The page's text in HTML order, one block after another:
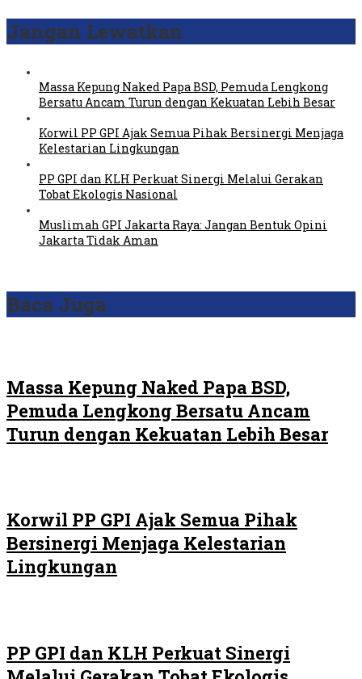
Jangan Lewatkan
Massa Kepung Naked Papa BSD, Pemuda Lengkong
Bersatu Ancam Turun dengan Kekuatan Lebih Besar
Korwil PP GPI Ajak Semua Pihak Bersinergi Menjaga
Kelestarian Lingkungan
PP GPI dan KLH Perkuat Sinergi Melalui Gerakan
Tobat Ekologis Nasional
Muslimah GPI Jakarta Raya: Jangan Bentuk Opini
Jakarta Tidak Aman
Baca Juga
Massa Kepung Naked Papa BSD,
Pemuda Lengkong Bersatu Ancam
Turun dengan Kekuatan Lebih Besar
Korwil PP GPI Ajak Semua Pihak
Bersinergi Menjaga Kelestarian
Lingkungan
PP GPI dan KLH Perkuat Sinergi